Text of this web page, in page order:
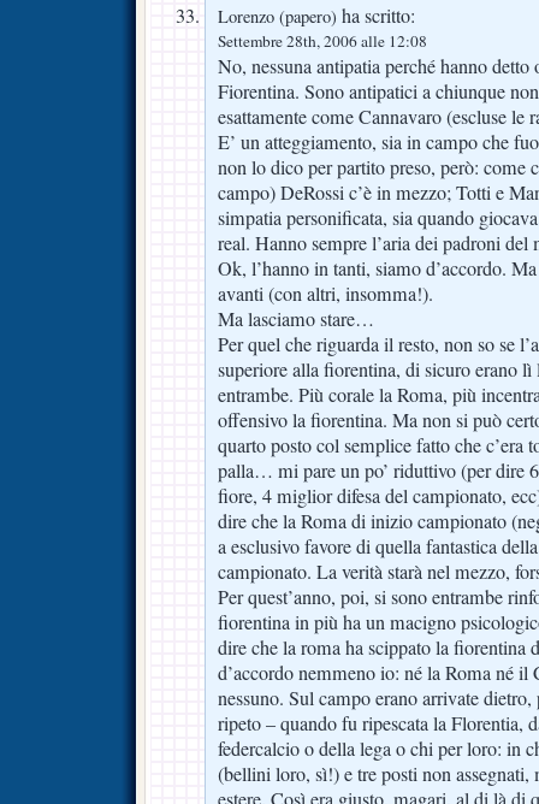
Lorenzo (papero) ha scritto:
Settembre 28th, 2006 alle 12:08
No, nessuna antipatia perché hanno
Fiorentina. Sono antipatici a chiunque
esattamente come Cannavaro (escluse le
E’ un atteggiamento, sia in campo che
non lo dico per partito preso, però: come
campo) DeRossi c’è in mezzo; Totti e
simpatia personificata, sia quando
real. Hanno sempre l’aria dei padroni
Ok, l’hanno in tanti, siamo d’accordo.
avanti (con altri, insomma!).
Ma lasciamo stare…
Per quel che riguarda il resto, non so se
superiore alla fiorentina, di sicuro erano
entrambe. Più corale la Roma, più
offensivo la fiorentina. Ma non si può
quarto posto col semplice fatto che c’era
palla… mi pare un po’ riduttivo (per dire
fiore, 4 miglior difesa del campionato,
dire che la Roma di inizio campionato
a esclusivo favore di quella fantastica
campionato. La verità starà nel mezzo,
Per quest’anno, poi, si sono entrambe
fiorentina in più ha un macigno
dire che la roma ha scippato la fiorentina
d’accordo nemmeno io: né la Roma né il
nessuno. Sul campo erano arrivate
ripeto – quando fu ripescata la Florentia,
federcalcio o della lega o chi per loro: in
(bellini loro, sì!) e tre posti non assegnati,
estere. Così era giusto, magari, al di là di